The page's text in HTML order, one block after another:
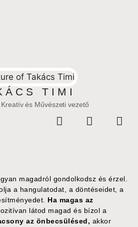
TIMI
és Művészeti vezető
magadról gondolkodsz és érzel.
a hangulatodat, a döntéseidet, a
Ha magas az
látod magad és bízol a
az önbecsülésed, akkor